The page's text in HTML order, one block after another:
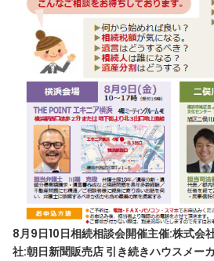
8月9日10日相続相談会開催主催:株式会
社:朝日新聞販売店 引き続きハウスメー